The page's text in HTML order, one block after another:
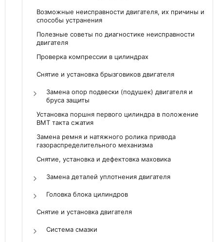
Возможные неисправности двигателя, их причины и
способы устранения
Полезные советы по диагностике неисправности
двигателя
Проверка компрессии в цилиндрах
Снятие и установка брызговиков двигателя
Замена опор подвески (подушек) двигателя и
бруса защиты
Установка поршня первого цилиндра в положение
ВМТ такта сжатия
Замена ремня и натяжного ролика привода
газораспределительного механизма
Снятие, установка и дефектовка маховика
Замена деталей уплотнения двигателя
Головка блока цилиндров
Снятие и установка двигателя
Система смазки